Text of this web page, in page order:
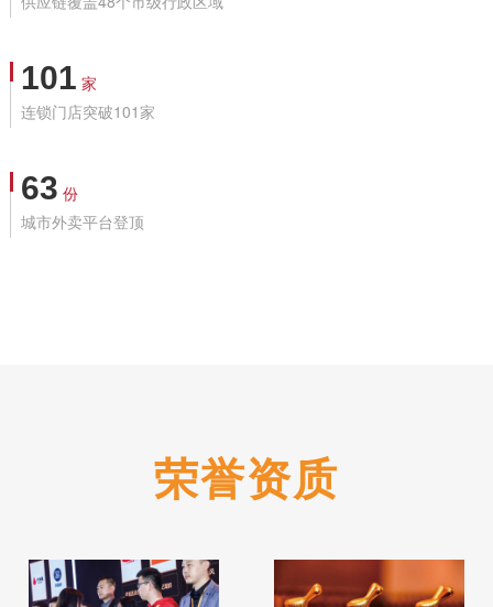
101 家
连锁门店突破101家
63 份
城市外卖平台登顶
荣誉资质